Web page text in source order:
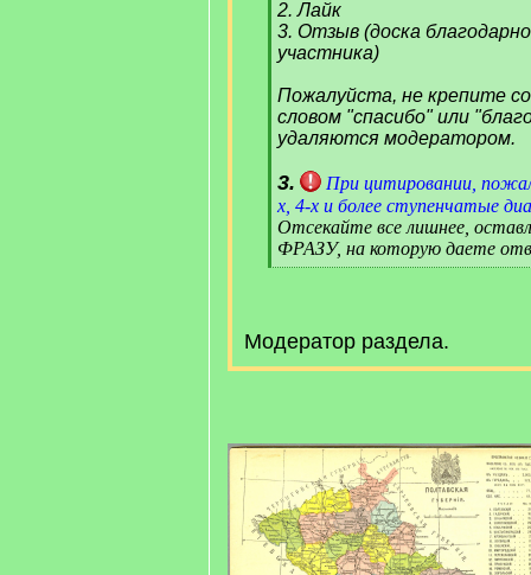
2. Лайк
3. Отзыв (доска
участника)
Пожалуйста, не крепите
словом "спасибо" или
удаляются модератором.
3.
При цитировании,
х, 4-х и более ступенчатые
Отсекайте все лишнее,
ФРАЗУ, на которую даете
[
]
Модератор раздела.